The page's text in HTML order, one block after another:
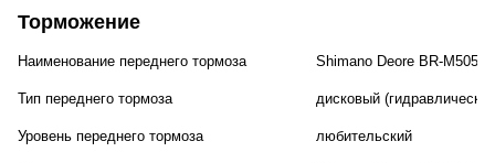
Торможение
Наименование переднего тормоза Shimano Deore BR-M505,
Тип переднего тормоза дисковый
Уровень переднего тормоза любительский